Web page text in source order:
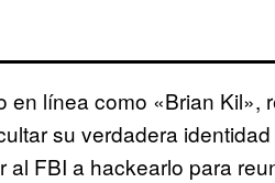
en línea como «Brian Kil»,
su verdadera
al FBI a hackearlo para